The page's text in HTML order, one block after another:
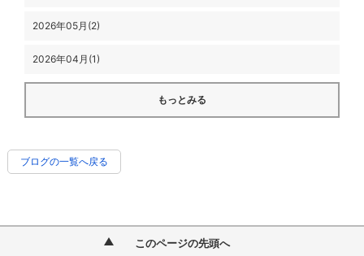
2026年05月(2)
2026年04月(1)
もっとみる
ブログの一覧へ戻る
このページの先頭へ